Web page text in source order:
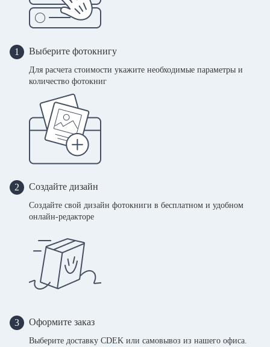
1 Выберите фотокнигу
Для расчета стоимости укажите необходимые параметры и
количество фотокниг
2 Создайте дизайн
Создайте свой дизайн фотокниги в бесплатном и удобном
онлайн-редакторе
3 Оформите заказ
Выберите доставку CDEK или самовывоз из нашего офиса.